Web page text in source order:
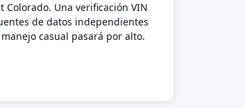
Colorado. Una verificación VIN
de datos independientes
casual pasará por alto.